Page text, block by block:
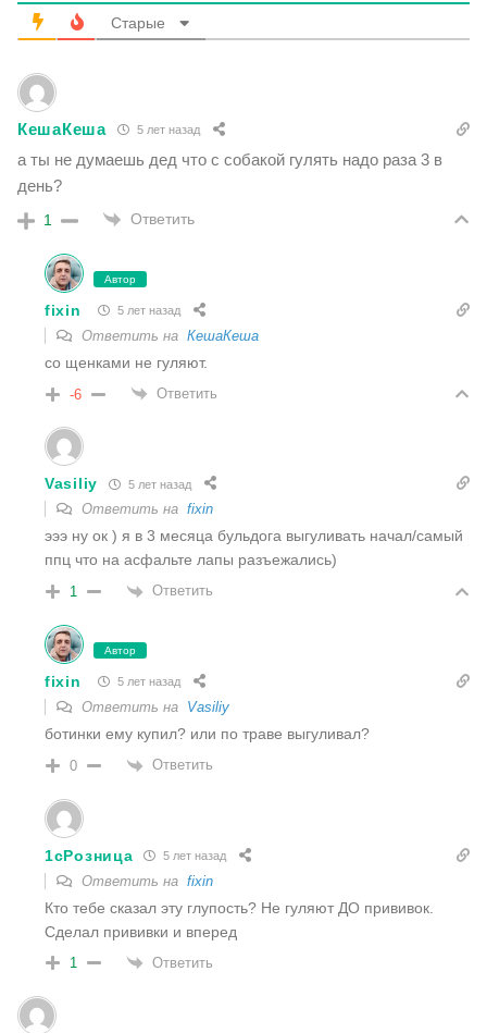
Старые
КешаКеша 5 лет назад
а ты не думаешь дед что с собакой гулять надо раза 3 в
день?
1 Ответить
Автор
fixin 5 лет назад
Ответить на КешаКеша
со щенками не гуляют.
-6 Ответить
Vasiliy 5 лет назад
Ответить на fixin
эээ ну ок ) я в 3 месяца бульдога выгуливать начал/самый
ппц что на асфальте лапы разъежались)
1 Ответить
Автор
fixin 5 лет назад
Ответить на Vasiliy
ботинки ему купил? или по траве выгуливал?
0 Ответить
1cРозница 5 лет назад
Ответить на fixin
Кто тебе сказал эту глупость? Не гуляют ДО прививок.
Сделал прививки и вперед
1 Ответить